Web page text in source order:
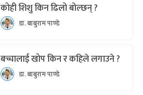
कोही शिशु किन ढिलो बोल्छन् ?
डा. बाबुराम पाण्डे
बच्चालाई खोप किन र कहिले लगाउने ?
डा. बाबुराम पाण्डे